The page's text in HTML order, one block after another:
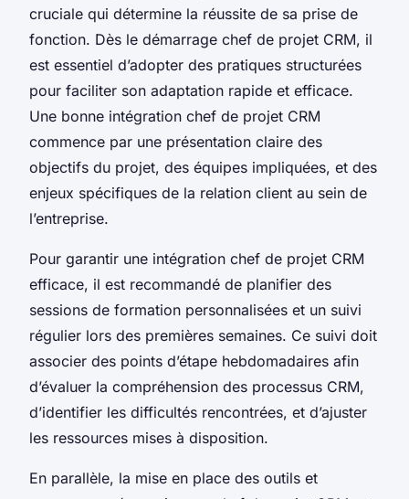
cruciale qui détermine la réussite de sa prise de
fonction. Dès le démarrage chef de projet CRM, il
est essentiel d’adopter des pratiques structurées
pour faciliter son adaptation rapide et efficace.
Une bonne intégration chef de projet CRM
commence par une présentation claire des
objectifs du projet, des équipes impliquées, et des
enjeux spécifiques de la relation client au sein de
l’entreprise.
Pour garantir une intégration chef de projet CRM
efficace, il est recommandé de planifier des
sessions de formation personnalisées et un suivi
régulier lors des premières semaines. Ce suivi doit
associer des points d’étape hebdomadaires afin
d’évaluer la compréhension des processus CRM,
d’identifier les difficultés rencontrées, et d’ajuster
les ressources mises à disposition.
En parallèle, la mise en place des outils et